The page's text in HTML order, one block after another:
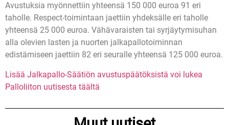
Avustuksia myönnettiin yhteensä 150 000 euroa 91 eri
taholle. Respect-toimintaan jaettiin yhdeksälle eri taholle
yhteensä 25 000 euroa. Vähävaraisten tai syrjäytymisuhan
alla olevien lasten ja nuorten jalkapallotoiminnan
edistämiseen jaettiin 82 eri seuralle yhteensä 125 000 euroa.
Lisää Jalkapallo-Säätiön avustuspäätöksistä voi lukea
Palloliiton uutisesta täältä